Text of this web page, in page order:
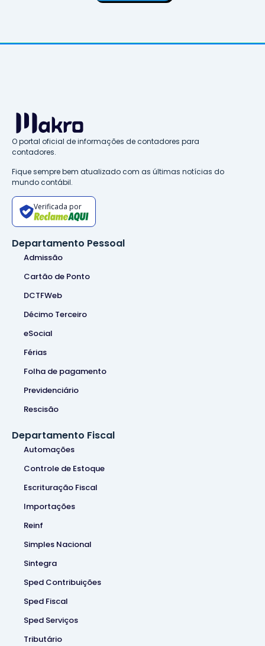
O portal oficial de informações de contadores para
contadores.
Fique sempre bem atualizado com as últimas notícias do
mundo contábil.
Verificada por
Departamento Pessoal
Admissão
Cartão de Ponto
DCTFWeb
Décimo Terceiro
eSocial
Férias
Folha de pagamento
Previdenciário
Rescisão
Departamento Fiscal
Automações
Controle de Estoque
Escrituração Fiscal
Importações
Reinf
Simples Nacional
Sintegra
Sped Contribuições
Sped Fiscal
Sped Serviços
Tributário